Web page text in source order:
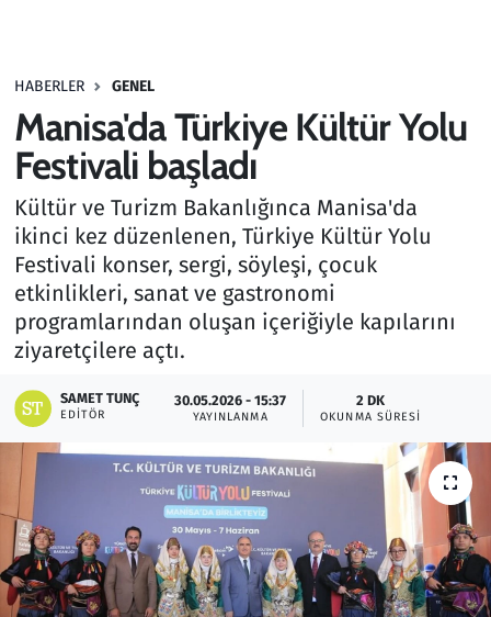
HABERLER GENEL
Manisa'da Türkiye Kültür Yolu
Festivali başladı
Kültür ve Turizm Bakanlığınca Manisa'da
ikinci kez düzenlenen, Türkiye Kültür Yolu
Festivali konser, sergi, söyleşi, çocuk
etkinlikleri, sanat ve gastronomi
programlarından oluşan içeriğiyle kapılarını
ziyaretçilere açtı.
SAMET TUNÇ
EDITÖR
30.05.2026 - 15:37
YAYINLANMA
2 DK
OKUNMA SÜRESI
Haber
Kültür Sanat
Kurumsal Haberler
Lezzet Durağı
Memur ve Kamu
Resmi İlanlar
Rüya Tabirleri